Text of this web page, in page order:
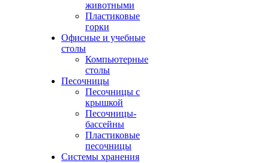
животными
Пластиковые
горки
Офисные и учебные
столы
Компьютерные
столы
Песочницы
Песочницы с
крышкой
Песочницы-
бассейны
Пластиковые
песочницы
Системы хранения